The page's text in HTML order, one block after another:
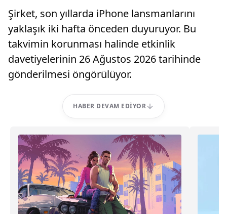
Şirket, son yıllarda iPhone lansmanlarını
yaklaşık iki hafta önceden duyuruyor. Bu
takvimin korunması halinde etkinlik
davetiyelerinin 26 Ağustos 2026 tarihinde
gönderilmesi öngörülüyor.
HABER DEVAM EDIYOR